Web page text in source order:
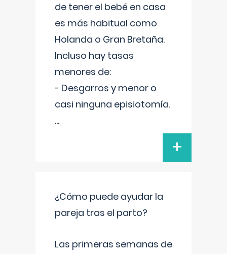
de tener el bebé en casa
es más habitual como
Holanda o Gran Bretaña.
Incluso hay tasas
menores de:
- Desgarros y menor o
casi ninguna episiotomía.
...
+
¿Cómo puede ayudar la
pareja tras el parto?
Las primeras semanas de